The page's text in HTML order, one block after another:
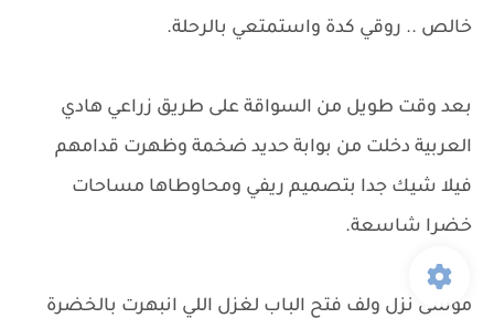
خالص .. روقي كدة واستمتعي بالرحلة.
بعد وقت طويل من السواقة على طريق زراعي هادي
العربية دخلت من بوابة حديد ضخمة وظهرت قدامهم
فيلا شيك جدا بتصميم ريفي ومحاوطاها مساحات
خضرا شاسعة.
موسى نزل ولف فتح الباب لغزل اللي انبهرت بالخضرة